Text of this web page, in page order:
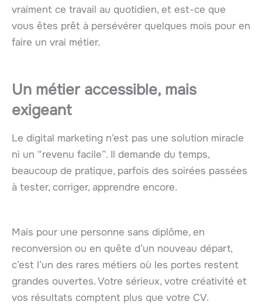
vraiment ce travail au quotidien, et est-ce que
vous êtes prêt à persévérer quelques mois pour en
faire un vrai métier.
Un métier accessible, mais
exigeant
Le digital marketing n’est pas une solution miracle
ni un “revenu facile”. Il demande du temps,
beaucoup de pratique, parfois des soirées passées
à tester, corriger, apprendre encore.
Mais pour une personne sans diplôme, en
reconversion ou en quête d’un nouveau départ,
c’est l’un des rares métiers où les portes restent
grandes ouvertes. Votre sérieux, votre créativité et
vos résultats comptent plus que votre CV.